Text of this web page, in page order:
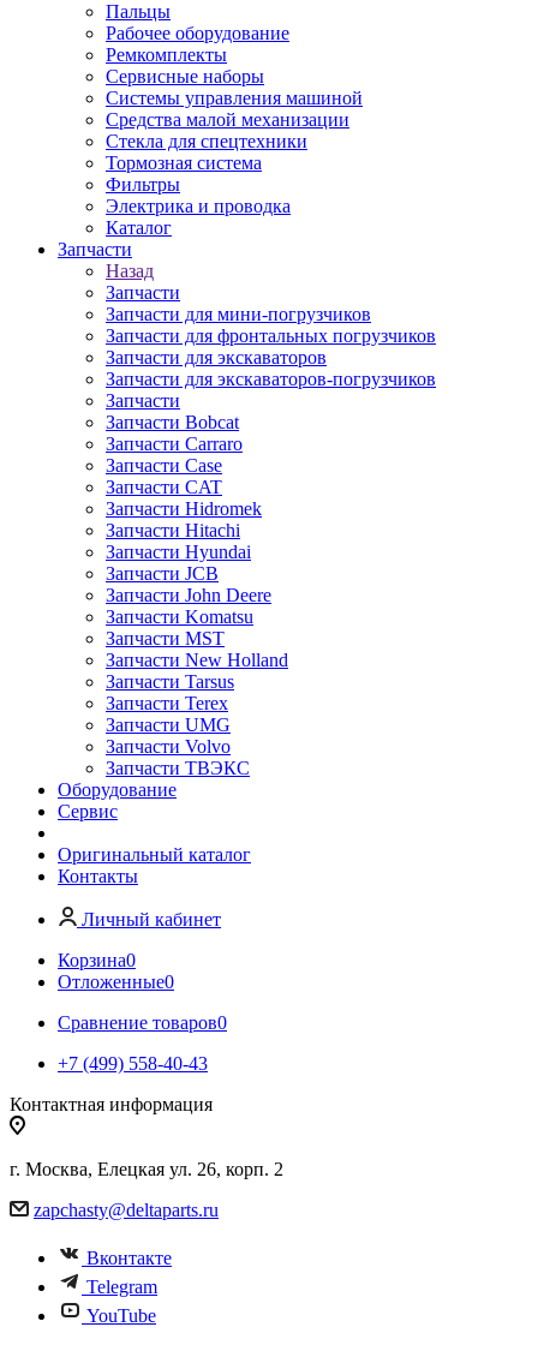
Пальцы
Рабочее оборудование
Ремкомплекты
Сервисные наборы
Системы управления машиной
Средства малой механизации
Стекла для спецтехники
Тормозная система
Фильтры
Электрика и проводка
Каталог
Запчасти
Назад
Запчасти
Запчасти для мини-погрузчиков
Запчасти для фронтальных погрузчиков
Запчасти для экскаваторов
Запчасти для экскаваторов-погрузчиков
Запчасти
Запчасти Bobcat
Запчасти Carraro
Запчасти Case
Запчасти CAT
Запчасти Hidromek
Запчасти Hitachi
Запчасти Hyundai
Запчасти JCB
Запчасти John Deere
Запчасти Komatsu
Запчасти MST
Запчасти New Holland
Запчасти Tarsus
Запчасти Terex
Запчасти UMG
Запчасти Volvo
Запчасти ТВЭКС
Оборудование
Сервис
Оригинальный каталог
Контакты
Личный кабинет
Корзина0
Отложенные0
Сравнение товаров0
+7 (499) 558-40-43
Контактная информация
г. Москва, Елецкая ул. 26, корп. 2
zapchasty@deltaparts.ru
Вконтакте
Telegram
YouTube